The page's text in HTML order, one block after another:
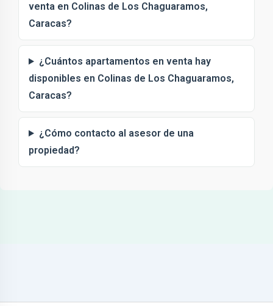
venta en Colinas de Los Chaguaramos,
Caracas?
¿Cuántos apartamentos en venta hay
disponibles en Colinas de Los Chaguaramos,
Caracas?
¿Cómo contacto al asesor de una
propiedad?